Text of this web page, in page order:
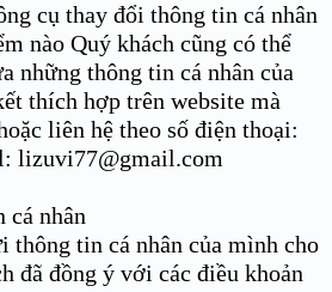
cụ thay đổi thông tin cá nhân
nào Quý khách cũng có thể
những thông tin cá nhân của
thích hợp trên website mà
liên hệ theo số điện thoại:
lizuvi77@gmail.com
cá nhân
thông tin cá nhân của mình cho
đã đồng ý với các điều khoản